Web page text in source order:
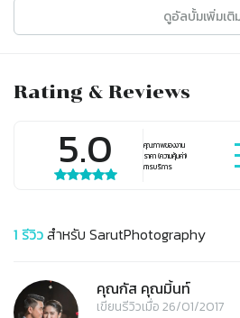
ดูอัลบั้มเพิ่มเติ
Rating & Reviews
5.0 คุณภาพของงาน
ราคา (ความคุ้มค่า)
การบริการ
1 รีวิวสำหรับ SarutPhotography
คุณกัส คุณมิ้นท์
เขียนรีวิวเมื่อ 26/01/2017